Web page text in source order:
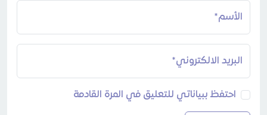
الأسم*
البريد الالكتروني*
احتفظ ببياناتي للتعليق في المرة القادمة